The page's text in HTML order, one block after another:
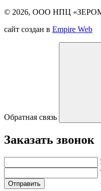
© 2026, ООО НПЦ
сайт создан в Empire Web
Обратная связь
Заказать звонок
Отправить